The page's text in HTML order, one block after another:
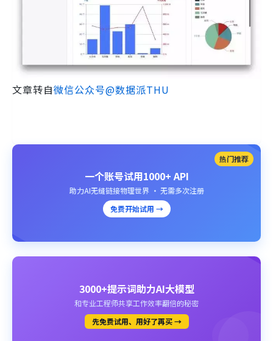
文章转自微信公众号@数据派THU
热门推荐
一个账号试用1000+ API
助力AI无缝链接物理世界 · 无需多次注册
免费开始试用 →
3000+提示词助力AI大模型
和专业工程师共享工作效率翻倍的秘密
先免费试用、用好了再买 →